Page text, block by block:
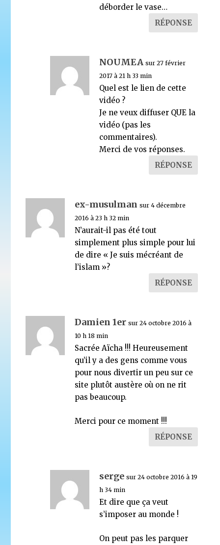
déborder le vase…
RÉPONSE
NOUMEA sur 27 février
2017 à 21 h 33 min
Quel est le lien de cette
vidéo ?
Je ne veux diffuser QUE la
vidéo (pas les
commentaires).
Merci de vos réponses.
RÉPONSE
ex-musulman sur 4 décembre
2016 à 23 h 32 min
N’aurait-il pas été tout
simplement plus simple pour lui
de dire « Je suis mécréant de
l’islam »?
RÉPONSE
Damien 1er sur 24 octobre 2016 à
10 h 18 min
Sacrée Aïcha !!! Heureusement
qu’il y a des gens comme vous
pour nous divertir un peu sur ce
site plutôt austère où on ne rit
pas beaucoup.
Merci pour ce moment !!!
RÉPONSE
serge sur 24 octobre 2016 à 19
h 34 min
Et dire que ça veut
s’imposer au monde !
On peut pas les parquer